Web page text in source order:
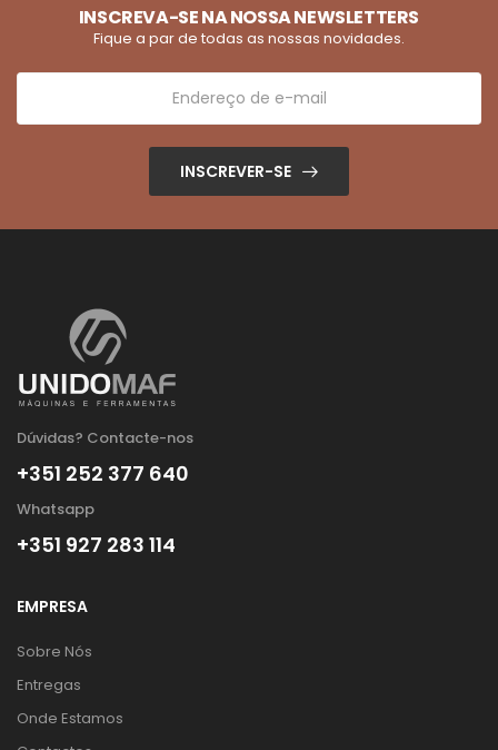
INSCREVA-SE NA NOSSA NEWSLETTERS
Fique a par de todas as nossas novidades.
INSCREVER-SE
Dúvidas? Contacte-nos
+351 252 377 640
Whatsapp
+351 927 283 114
EMPRESA
Sobre Nós
Entregas
Onde Estamos